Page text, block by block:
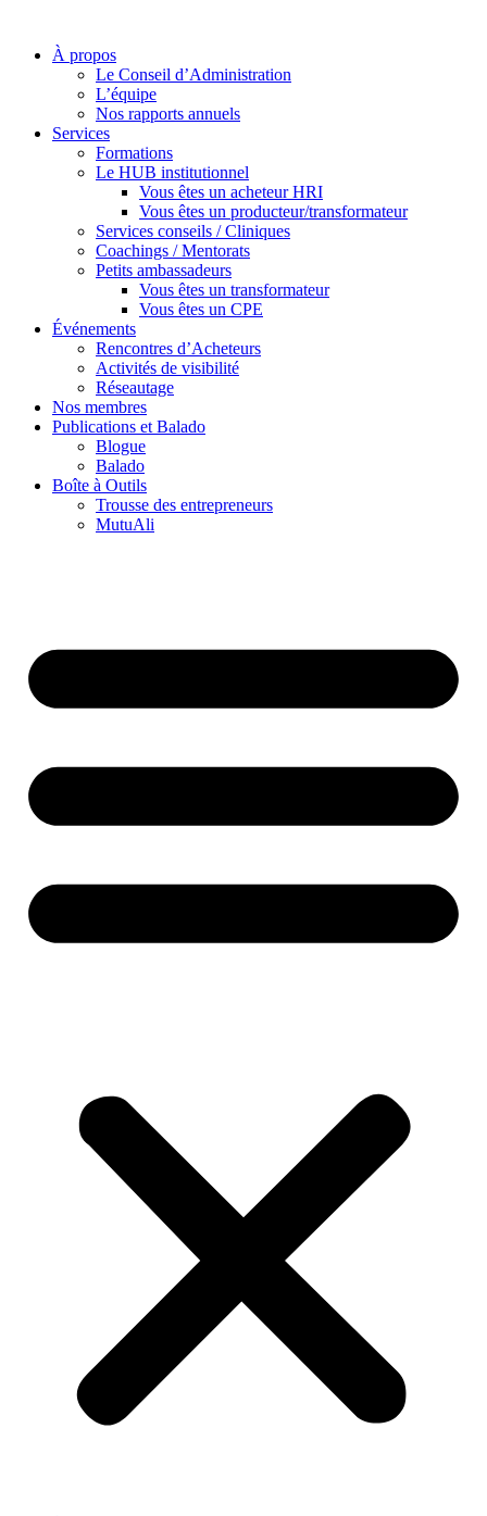
À propos
Le Conseil d’Administration
L’équipe
Nos rapports annuels
Services
Formations
Le HUB institutionnel
Vous êtes un acheteur HRI
Vous êtes un producteur/transformateur
Services conseils / Cliniques
Coachings / Mentorats
Petits ambassadeurs
Vous êtes un transformateur
Vous êtes un CPE
Événements
Rencontres d’Acheteurs
Activités de visibilité
Réseautage
Nos membres
Publications et Balado
Blogue
Balado
Boîte à Outils
Trousse des entrepreneurs
MutuAli